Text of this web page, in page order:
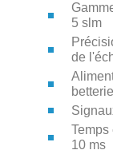
5 slm
de
Temps
10 ms